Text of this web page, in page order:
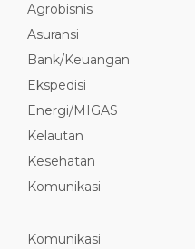
Agrobisnis
Asuransi
Bank/Keuangan
Ekspedisi
Energi/MIGAS
Kelautan
Kesehatan
Komunikasi
Komunikasi